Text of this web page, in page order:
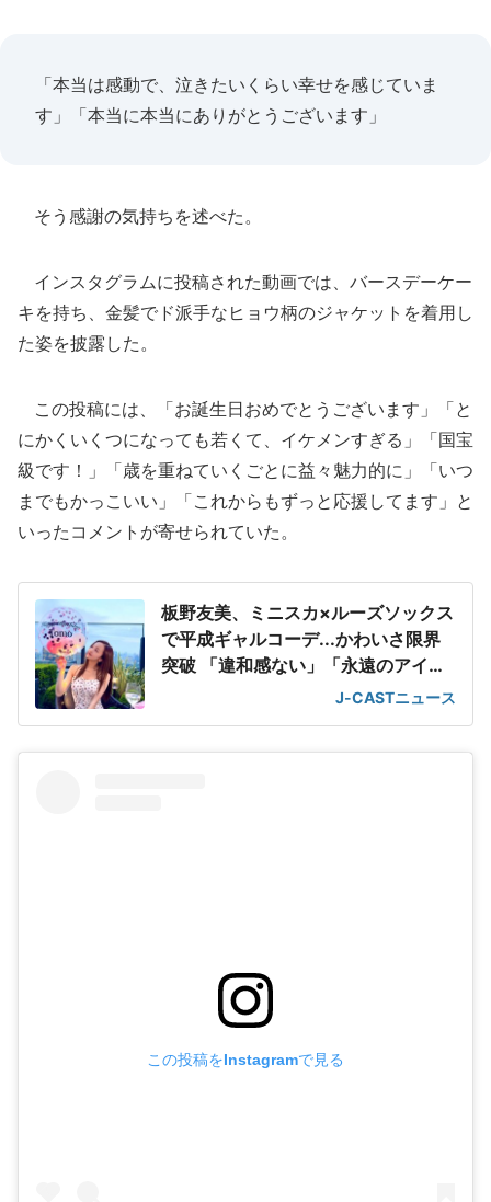
「本当は感動で、泣きたいくらい幸せを感じていま
す」「本当に本当にありがとうございます」
そう感謝の気持ちを述べた。
インスタグラムに投稿された動画では、バースデーケー
キを持ち、金髪でド派手なヒョウ柄のジャケットを着用し
た姿を披露した。
この投稿には、「お誕生日おめでとうございます」「と
にかくいくつになっても若くて、イケメンすぎる」「国宝
級です！」「歳を重ねていくごとに益々魅力的に」「いつ
までもかっこいい」「これからもずっと応援してます」と
いったコメントが寄せられていた。
板野友美、ミニスカ×ルーズソックス
で平成ギャルコーデ...かわいさ限界
突破 「違和感ない」「永遠のアイド
J-CASTニュース
この投稿をInstagramで見る